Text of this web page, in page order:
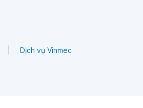
Dịch vụ Vinmec